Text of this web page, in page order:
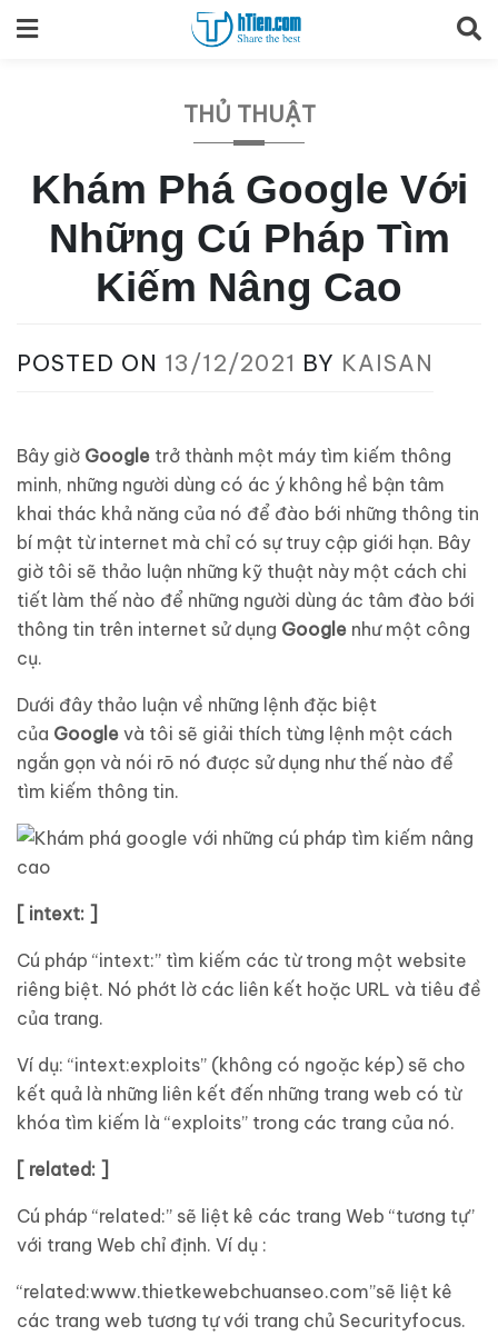
to
THỦ THUẬT
Khám Phá Google Với
Những Cú Pháp Tìm
Kiếm Nâng Cao
POSTED ON 13/12/2021 BY KAISAN
Bây giờ Google trở thành một máy tìm kiếm thông
minh, những người dùng có ác ý không hề bận tâm
khai thác khả năng của nó để đào bới những thông tin
bí mật từ internet mà chỉ có sự truy cập giới hạn. Bây
giờ tôi sẽ thảo luận những kỹ thuật này một cách chi
tiết làm thế nào để những người dùng ác tâm đào bới
thông tin trên internet sử dụng Google như một công
cụ.
Dưới đây thảo luận về những lệnh đặc biệt
của Google và tôi sẽ giải thích từng lệnh một cách
ngắn gọn và nói rõ nó được sử dụng như thế nào để
tìm kiếm thông tin.
[ intext: ]
Cú pháp “intext:” tìm kiếm các từ trong một website
riêng biệt. Nó phớt lờ các liên kết hoặc URL và tiêu đề
của trang.
Ví dụ: “intext:exploits” (không có ngoặc kép) sẽ cho
kết quả là những liên kết đến những trang web có từ
khóa tìm kiếm là “exploits” trong các trang của nó.
[ related: ]
Cú pháp “related:” sẽ liệt kê các trang Web “tương tự”
với trang Web chỉ định. Ví dụ :
“related:www.thietkewebchuanseo.com”sẽ liệt kê
các trang web tương tự với trang chủ Securityfocus.